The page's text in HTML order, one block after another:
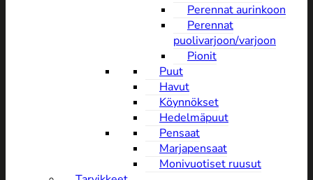
Perennat aurinkoon
Perennat
puolivarjoon/varjoon
Pionit
Puut
Havut
Köynnökset
Hedelmäpuut
Pensaat
Marjapensaat
Monivuotiset ruusut